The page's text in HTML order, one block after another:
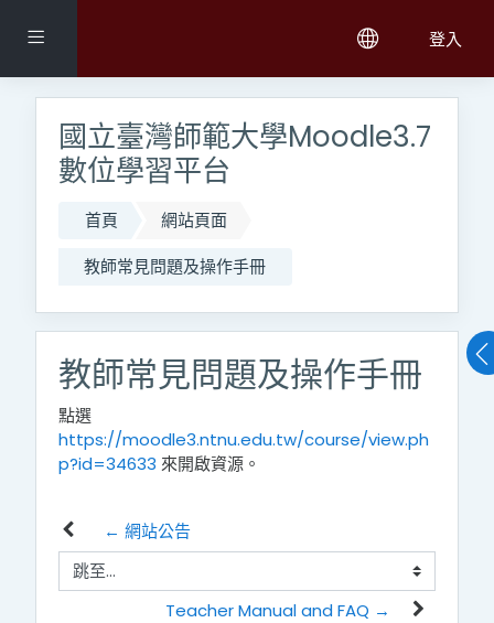
側板 登入
國立臺灣師範大學Moodle3.7
數位學習平台
首頁
網站頁面
教師常見問題及操作手冊
教師常見問題及操作手冊
點選
https://moodle3.ntnu.edu.tw/course/view.ph
p?id=34633 來開啟資源。
← 網站公告
跳至...
Teacher Manual and FAQ →